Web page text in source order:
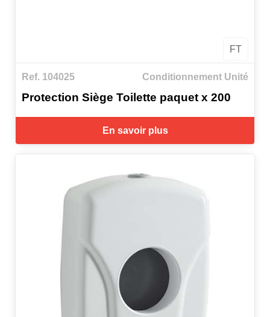
FT
Ref. 104025 Conditionnement Unité
Protection Siège Toilette paquet x 200
En savoir plus